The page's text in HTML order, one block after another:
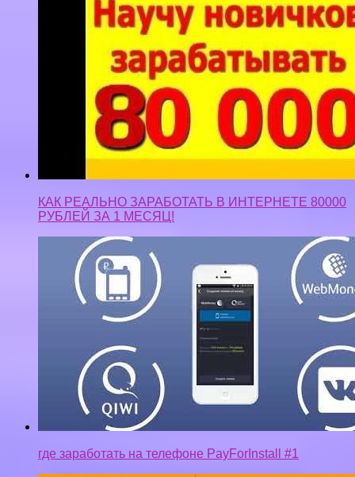
КАК РЕАЛЬНО ЗАРАБОТАТЬ В ИНТЕРНЕТЕ 80000
РУБЛЕЙ ЗА 1 МЕСЯЦ!
где заработать на телефоне PayForInstall #1